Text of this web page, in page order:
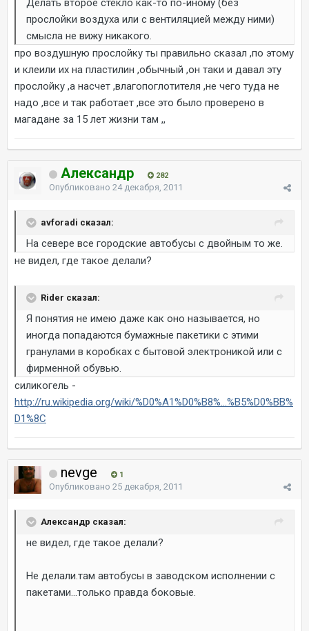
Делать второе стекло как-то по-иному (без
прослойки воздуха или с вентиляцией между ними)
смысла не вижу никакого.
про воздушную прослойку ты правильно сказал ,по этому
и клеили их на пластилин ,обычный ,он таки и давал эту
прослойку ,а насчет ,влагопоглотителя ,не чего туда не
надо ,все и так работает ,все это было проверено в
магадане за 15 лет жизни там ,,
Александр 282
Опубликовано 24 декабря, 2011
avforadi сказал:
На севере все городские автобусы с двойным то же.
не видел, где такое делали?
Rider сказал:
Я понятия не имею даже как оно называется, но
иногда попадаются бумажные пакетики с этими
гранулами в коробках с бытовой электроникой или с
фирменной обувью.
силикогель -
http://ru.wikipedia.org/wiki/%D0%A1%D0%B8%...%B5%D0%BB%
D1%8C
nevge 1
Опубликовано 25 декабря, 2011
Александр сказал:
не видел, где такое делали?
Не делали.там автобусы в заводском исполнении с
пакетами...только правда боковые.